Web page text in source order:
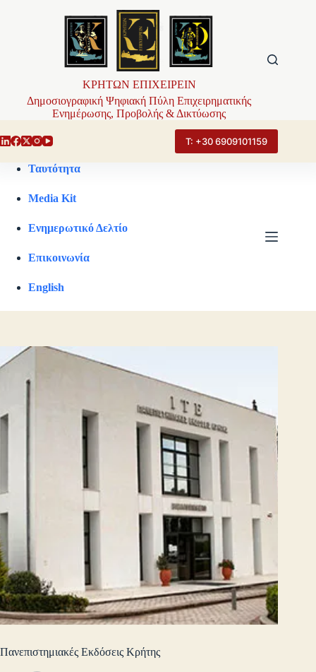
ΚΡΗΤΩΝ ΕΠΙΧΕΙΡΕΙΝ
Δημοσιογραφική Ψηφιακή Πύλη Επιχειρηματικής
Ενημέρωσης, Προβολής & Δικτύωσης
Τ: +30 6909101159
Ταυτότητα
Media Kit
Ενημερωτικό Δελτίο
Επικοινωνία
English
Πανεπιστημιακές Εκδόσεις Κρήτης